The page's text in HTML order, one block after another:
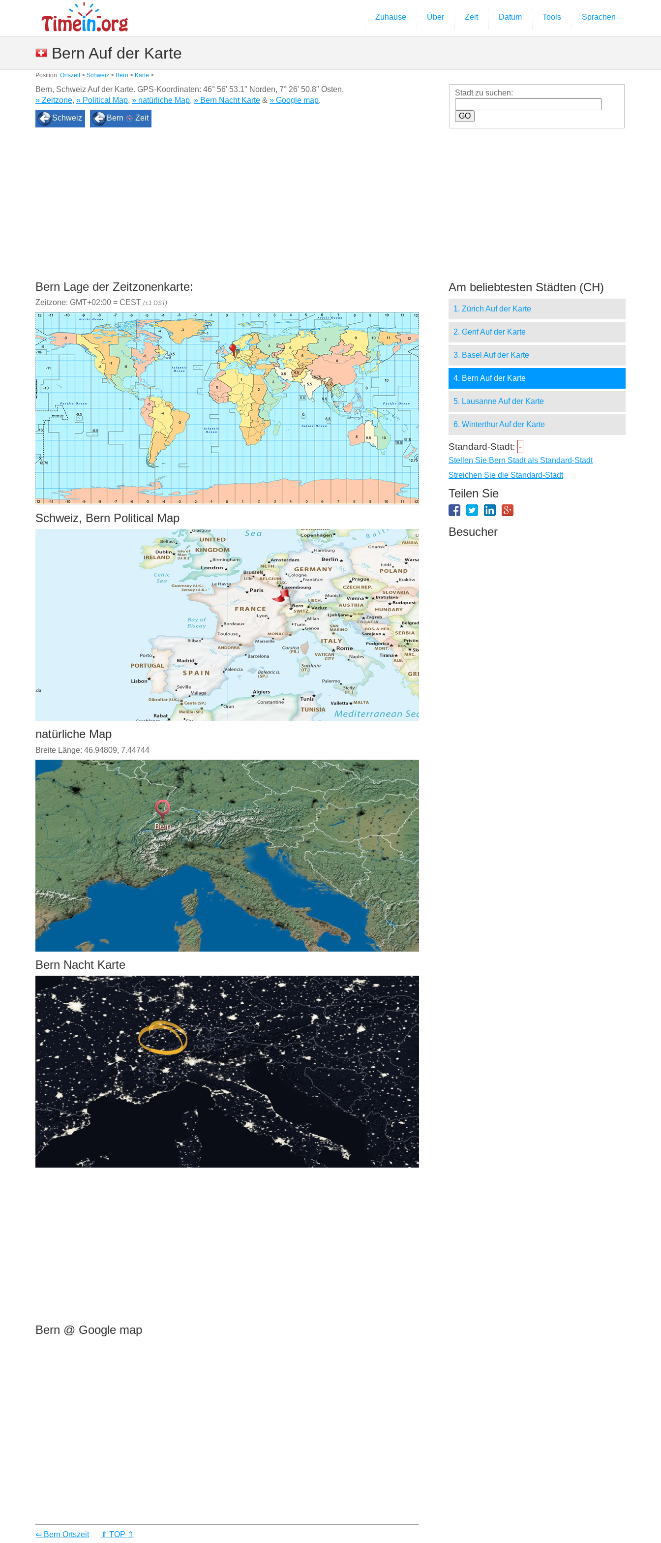
Zuhause Über Zeit Datum Tools Sprachen
Bern Auf der Karte
Position: Ortszeit> Schweiz > Bern > Karte >
Bern, Schweiz Auf der Karte. GPS-Koordinaten: 46° 56' 53.1" Norden, 7° 26' 50.8" Osten.
» Zeitzone, » Political Map, » natürliche Map, » Bern Nacht Karte & » Google map.
Schweiz Bern Zeit
Bern Lage der Zeitzonenkarte:
Zeitzone: GMT+02:00 = CEST (±1 DST)
Schweiz, Bern Political Map
natürliche Map
Breite Länge: 46.94809, 7.44744
Bern
Bern Nacht Karte
Bern @ Google map
⇐ Bern Ortszeit ⇑ TOP ⇑
Stadt zu suchen:
Am beliebtesten Städten (CH)
1. Zürich Auf der Karte
2. Genf Auf der Karte
3. Basel Auf der Karte
4. Bern Auf der Karte
5. Lausanne Auf der Karte
6. Winterthur Auf der Karte
Standard-Stadt: -
Stellen Sie Bern Stadt als Standard-Stadt
Streichen Sie die Standard-Stadt
Teilen Sie
Besucher